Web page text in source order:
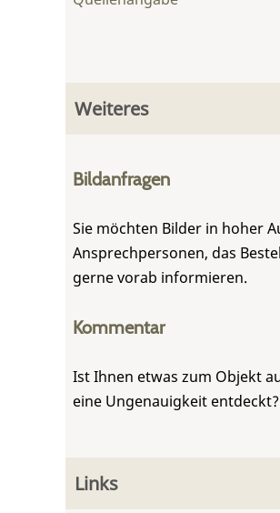
Weiteres
Bildanfragen
Sie möchten Bilder in hoher
Ansprechpersonen, das
gerne vorab informieren.
Kommentar
Ist Ihnen etwas zum Objekt
eine Ungenauigkeit
Links